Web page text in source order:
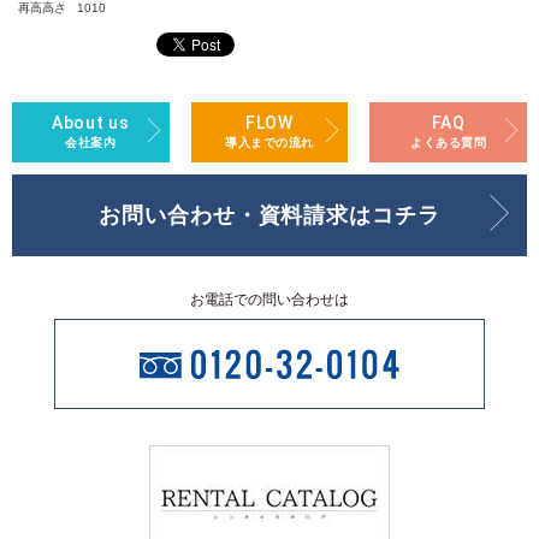
再高高さ 1010
About us
会社案内
FLOW
導入までの流れ
FAQ
よくある質問
お問い合わせ・資料請求はコチラ
お電話での問い合わせは